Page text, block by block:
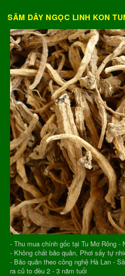
SÂM DÂY NGỌC LINH KON
- Thu mua chính gốc tại Tu Mơ Rông -
- Không chất bảo quản, Phơi sấy tự
- Bảo quản theo công nghệ Hà Lan -
ra củ to đều 2 - 3 năm tuổi